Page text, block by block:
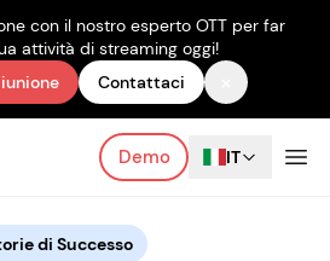
con il nostro esperto OTT per far
attività di streaming oggi!
Contattaci
Demo IT
di Successo